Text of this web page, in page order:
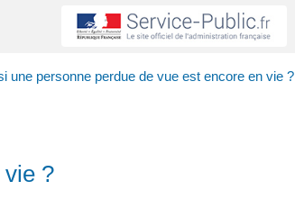
une personne perdue de vue est encore en vie ?
?